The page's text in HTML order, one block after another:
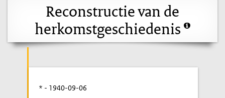
Reconstructie van de
herkomstgeschiedenis
* - 1940-09-06